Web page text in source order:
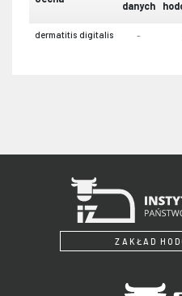
danych
dermatitis digitalis -
ZAKŁAD